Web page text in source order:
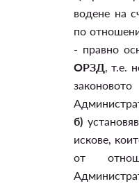
водене на
по
- правно
ОРЗД, т.е.
б)
искове,
от